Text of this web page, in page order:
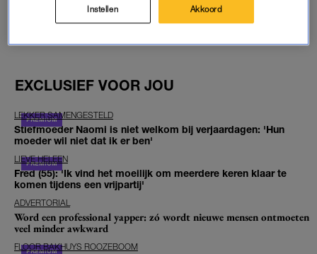
GOED ARTIKEL? DELEN MAAR.
EXCLUSIEF VOOR JOU
LEKKER SAMENGESTELD
Stiefmoeder Naomi is niet welkom bij verjaardagen: 'Hun
moeder wil niet dat ik er ben'
LIEVE HELEEN
Fred (55): 'Ik vind het moeilijk om meerdere keren klaar te
komen tijdens een vrijpartij'
ADVERTORIAL
Word een professional yapper: zó wordt nieuwe mensen ontmoeten
veel minder awkward
FLOOR BAKHUYS ROOZEBOOM
Instellen Akkoord